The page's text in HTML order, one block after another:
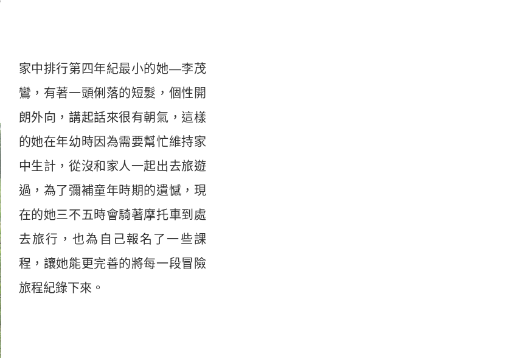
家中排行第四年紀最小的她—李茂
鸞，有著一頭俐落的短髮，個性開
朗外向，講起話來很有朝氣，這樣
的她在年幼時因為需要幫忙維持家
中生計，從沒和家人一起出去旅遊
過，為了彌補童年時期的遺憾，現
在的她三不五時會騎著摩托車到處
去旅行，也為自己報名了一些課
程，讓她能更完善的將每一段冒險
旅程紀錄下來。